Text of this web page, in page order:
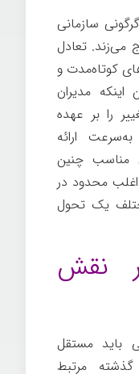
سازمانی
می‌زند. تعادل
کوتاه‌مدت و
مدیران
را بر عهده
ارائه
مناسب چنین
اغلب محدود در
یک تحول
نقش
باید مستقل
مرتبط